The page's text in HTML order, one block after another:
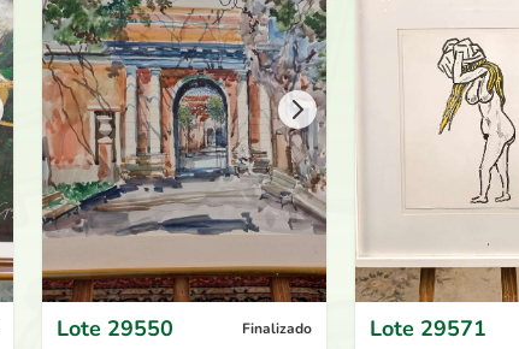
220.000 por Candita
hace 29 días
210.000 por
Lipao
hace 29 días
200.000
hace 29 días
Lote 29550
Finalizado
Lote 29571